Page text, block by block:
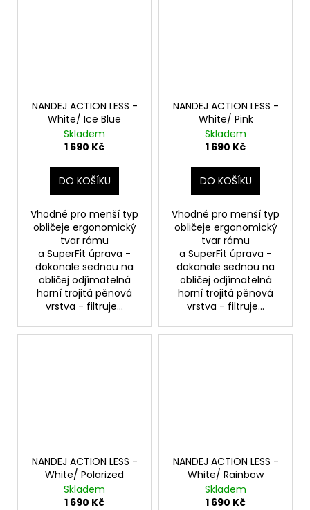
NANDEJ ACTION LESS -
White/ Ice Blue
Skladem
1 690 Kč
DO KOŠÍKU
Vhodné pro menší typ
obličeje ergonomický
tvar rámu
a SuperFit úprava -
dokonale sednou na
obličej odjímatelná
horní trojitá pěnová
vrstva - filtruje...
NANDEJ ACTION LESS -
White/ Pink
Skladem
1 690 Kč
DO KOŠÍKU
Vhodné pro menší typ
obličeje ergonomický
tvar rámu
a SuperFit úprava -
dokonale sednou na
obličej odjímatelná
horní trojitá pěnová
vrstva - filtruje...
NANDEJ ACTION LESS -
White/ Polarized
Skladem
1 690 Kč
NANDEJ ACTION LESS -
White/ Rainbow
Skladem
1 690 Kč